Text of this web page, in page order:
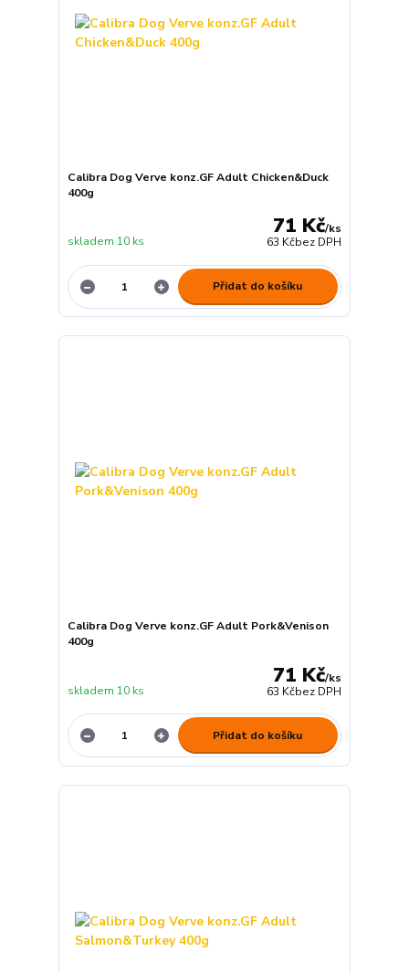
Calibra Dog Verve konz.GF Adult Chicken&Duck
400g
71 Kč/ks
63 Kčbez DPH
skladem 10 ks
Přidat do košíku
Calibra Dog Verve konz.GF Adult Pork&Venison
400g
71 Kč/ks
63 Kčbez DPH
skladem 10 ks
Přidat do košíku